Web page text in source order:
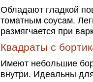
Обладают гладкой
томатным соусам.
размягчается при
Квадраты с
Имеют небольшие
внутри. Идеальны